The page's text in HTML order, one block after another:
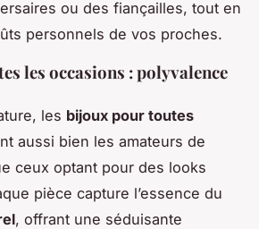
ou des fiançailles, tout en
personnels de vos proches.
les occasions : polyvalence
les bijoux pour toutes
aussi bien les amateurs de
ceux optant pour des looks
pièce capture l’essence du
, offrant une séduisante